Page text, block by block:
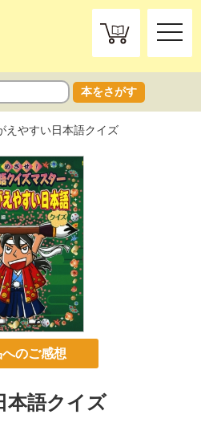
toggle
本をさがす
えやすい日本語クイズ
のご感想
本語クイズ